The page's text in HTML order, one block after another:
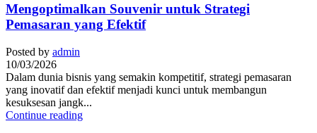
Mengoptimalkan Souvenir untuk Strategi
Pemasaran yang Efektif
Posted by admin
10/03/2026
Dalam dunia bisnis yang semakin kompetitif, strategi pemasaran
yang inovatif dan efektif menjadi kunci untuk membangun
kesuksesan jangk...
Continue reading